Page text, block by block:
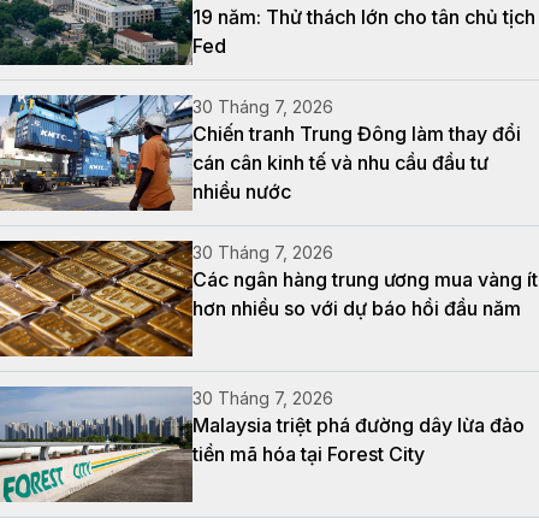
19 năm: Thử thách lớn cho tân chủ tịch
Fed
30 Tháng 7, 2026
Chiến tranh Trung Đông làm thay đổi
cán cân kinh tế và nhu cầu đầu tư
nhiều nước
30 Tháng 7, 2026
Các ngân hàng trung ương mua vàng ít
hơn nhiều so với dự báo hồi đầu năm
30 Tháng 7, 2026
Malaysia triệt phá đường dây lừa đảo
tiền mã hóa tại Forest City